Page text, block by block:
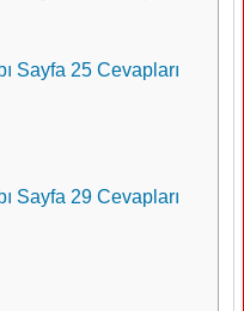
Sayfa 25 Cevapları
Sayfa 29 Cevapları